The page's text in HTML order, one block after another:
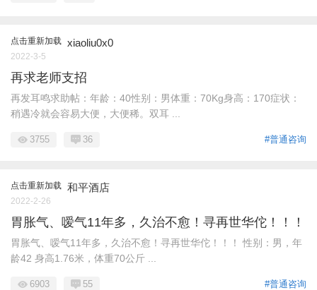
点击重新加载 xiaoliu0x0
2022-3-5
再求老师支招
再发耳鸣求助帖：年龄：40性别：男体重：70Kg身高：170症状：
稍遇冷就会容易大便，大便稀。双耳 ...
#普通咨询
3755 36
点击重新加载 和平酒店
2022-2-26
胃胀气、嗳气11年多，久治不愈！寻再世华佗！！！
胃胀气、嗳气11年多，久治不愈！寻再世华佗！！！ 性别：男，年
龄42 身高1.76米，体重70公斤 ...
#普通咨询
6903 55